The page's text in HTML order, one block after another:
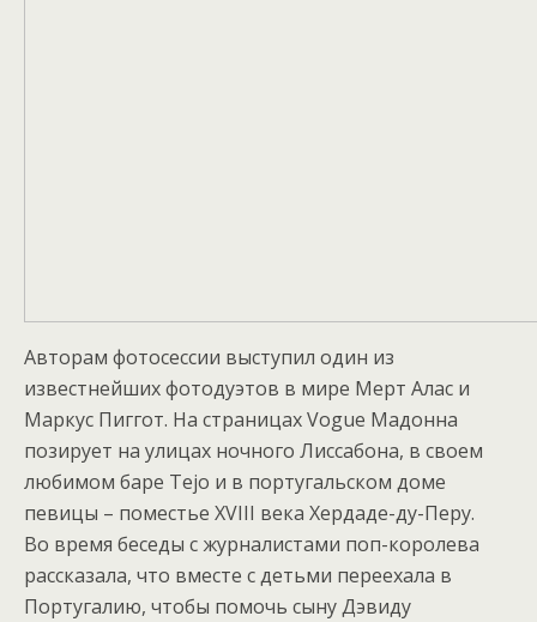
Авторам фотосессии выступил один из
известнейших фотодуэтов в мире Мерт Алас и
Маркус Пиггот. На страницах Vogue Мадонна
позирует на улицах ночного Лиссабона, в своем
любимом баре Tejo и в португальском доме
певицы – поместье XVIII века Хердаде-ду-Перу.
Во время беседы с журналистами поп-королева
рассказала, что вместе с детьми переехала в
Португалию, чтобы помочь сыну Дэвиду